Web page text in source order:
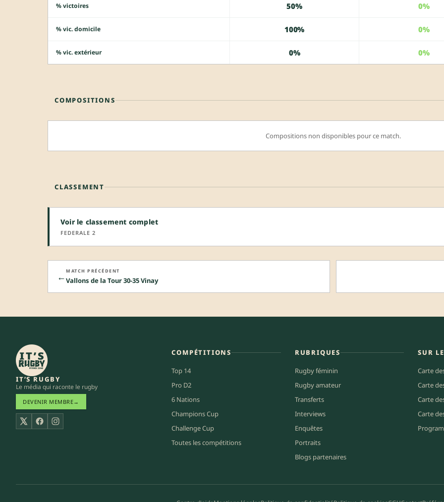
% victoires 50% 0%
% vic. domicile 100% 0%
% vic. extérieur 0% 0%
COMPOSITIONS
Compositions non disponibles pour ce match.
CLASSEMENT
Voir le classement complet
FEDERALE 2
← MATCH PRÉCÉDENT
Vallons de la Tour 30-35 Vinay
IT’S RUGBY
Le média qui raconte le rugby
DEVENIR MEMBRE→
X FacebookInstagram
COMPÉTITIONS
Top 14
Pro D2
6 Nations
Champions Cup
Challenge Cup
Toutes les compétitions
RUBRIQUES
Rugby féminin
Rugby amateur
Transferts
Interviews
Enquêtes
Portraits
Blogs partenaires
SUR
Carte
Carte
Carte
Carte